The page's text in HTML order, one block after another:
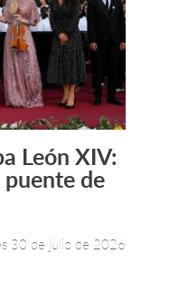
Leer más +
León XIV:
de
30 de julio de 2026